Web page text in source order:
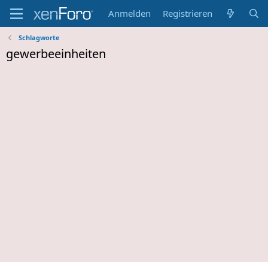
Anmelden Registrieren
Schlagworte
gewerbeeinheiten